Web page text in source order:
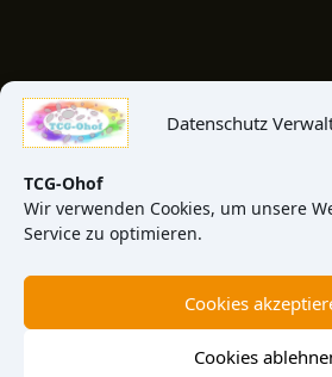
Datenschutz
TCG-Ohof
Wir verwenden Cookies, um unsere
Service zu optimieren.
Cookies
Cookies
MEDIEN & INFO
TCG-Blog
TCG-News
TCG-Video